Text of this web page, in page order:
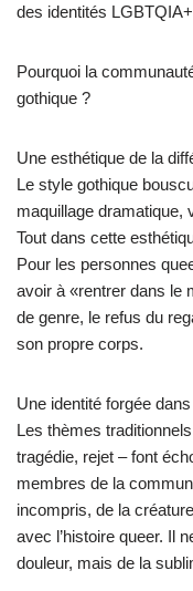
des identités
Pourquoi la
gothique ?
Une esthétique de la
Le style gothique
maquillage
Tout dans cette
Pour les personnes
avoir à «rentrer dans le
de genre, le refus du
son propre corps.
Une identité forgée dans
Les thèmes
tragédie, rejet – font
membres de la
incompris, de la
avec l’histoire queer. Il
douleur, mais de la